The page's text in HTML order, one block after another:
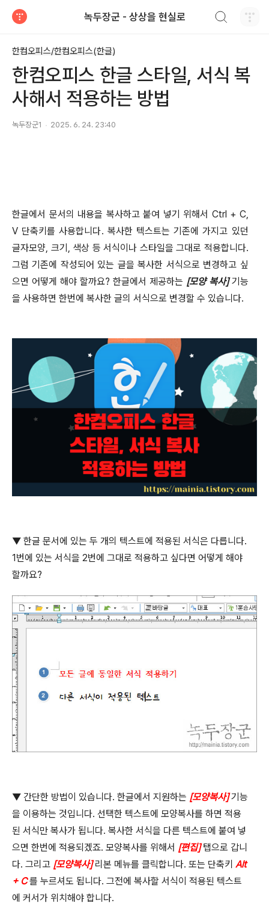
녹두장군 - 상상을 현실로
한컴오피스/한컴오피스(한글)
한컴오피스 한글 스타일, 서식 복
사해서 적용하는 방법
녹두장군1 2025. 6. 24. 23:40
한글에서 문서의 내용을 복사하고 붙여 넣기 위해서 Ctrl + C,
V 단축키를 사용합니다. 복사한 텍스트는 기존에 가지고 있던
글자모양, 크기 , 색상 등 서식이나 스타일을 그대로 적용합니다.
그럼 기존에 작성되어 있는 글을 복사한 서식으로 변경하고 싶
으면 어떻게 해야 할까요? 한글에서 제공하는 [모양 복사] 기능
을 사용하면 한번에 복사한 글의 서식으로 변경할 수 있습니다.
▼ 한글 문서에 있는 두 개의 텍스트에 적용된 서식은 다릅니다.
1번에 있는 서식을 2번에 그대로 적용하고 싶다면 어떻게 해야
할까요?
▼ 간단한 방법이 있습니다. 한글에서 지원하는 [모양복사] 기능
을 이용하는 것입니다. 선택한 텍스트에 모양복사를 하면 적용
된 서식만 복사가 됩니다. 복사한 서식을 다른 텍스트에 붙여 넣
으면 한번에 적용되겠죠. 모양복사를 위해서 [편집] 탭으로 갑니
다. 그리고 [모양복사] 리본 메뉴를 클릭합니다. 또는 단축키 Alt
+ C 를 누르셔도 됩니다. 그전에 복사할 서식이 적용된 텍스트
에 커서가 위치해야 합니다.